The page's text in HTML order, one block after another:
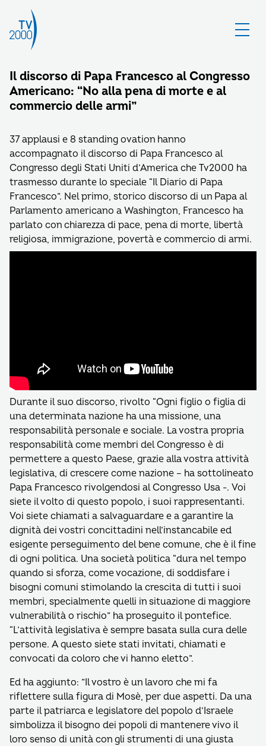
Il discorso di Papa Francesco al Congresso
Americano: “No alla pena di morte e al
commercio delle armi”
37 applausi e 8 standing ovation hanno
accompagnato il discorso di Papa Francesco al
Congresso degli Stati Uniti d’America che Tv2000 ha
trasmesso durante lo speciale “Il Diario di Papa
Francesco”. Nel primo, storico discorso di un Papa al
Parlamento americano a Washington, Francesco ha
parlato con chiarezza di pace, pena di morte, libertà
religiosa, immigrazione, povertà e commercio di armi.
Durante il suo discorso, rivolto “Ogni figlio o figlia di
una determinata nazione ha una missione, una
responsabilità personale e sociale. La vostra propria
responsabilità come membri del Congresso è di
permettere a questo Paese, grazie alla vostra attività
legislativa, di crescere come nazione – ha sottolineato
Papa Francesco rivolgendosi al Congresso Usa -. Voi
siete il volto di questo popolo, i suoi rappresentanti.
Voi siete chiamati a salvaguardare e a garantire la
dignità dei vostri concittadini nell’instancabile ed
esigente perseguimento del bene comune, che è il fine
di ogni politica. Una società politica “dura nel tempo
quando si sforza, come vocazione, di soddisfare i
bisogni comuni stimolando la crescita di tutti i suoi
membri, specialmente quelli in situazione di maggiore
vulnerabilità o rischio” ha proseguito il pontefice.
“L’attività legislativa è sempre basata sulla cura delle
persone. A questo siete stati invitati, chiamati e
convocati da coloro che vi hanno eletto”.
Ed ha aggiunto: ”Il vostro è un lavoro che mi fa
riflettere sulla figura di Mosè, per due aspetti. Da una
parte il patriarca e legislatore del popolo d’Israele
simbolizza il bisogno dei popoli di mantenere vivo il
loro senso di unità con gli strumenti di una giusta